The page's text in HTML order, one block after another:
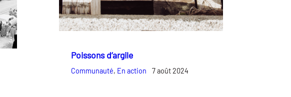
Poissons d’argile
Communauté, En action 7 août 2024